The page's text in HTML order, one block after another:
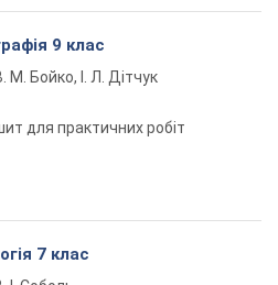
9 клас
М. Бойко, І. Л. Дітчук
для практичних робіт
7 клас